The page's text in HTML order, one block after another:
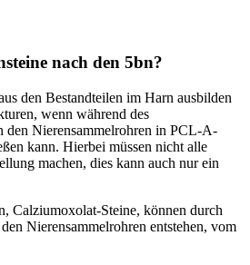
nach den 5bn?
den Bestandteilen im Harn ausbilden
wenn während des
den Nierensammelrohren in PCL-A-
kann. Hierbei müssen nicht alle
machen, dies kann auch nur ein
Calziumoxolat-Steine, können durch
Nierensammelrohren entstehen, vom